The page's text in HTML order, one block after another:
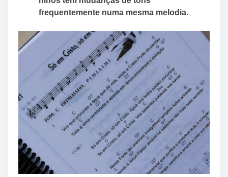
frequentemente numa mesma melodia.